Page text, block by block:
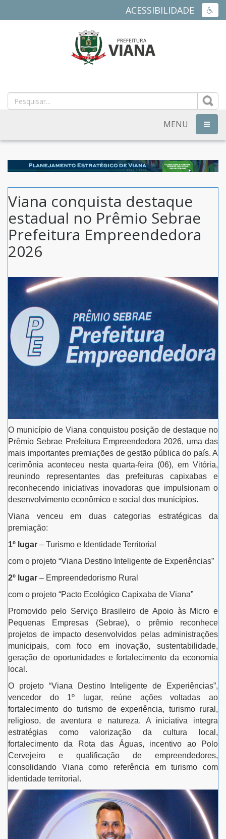
ACESSIBILIDADE
MUNICIPAL
DE
VIANA
ES
MENU
Viana conquista destaque
estadual no Prêmio Sebrae
Prefeitura Empreendedora
2026
O município de Viana conquistou posição de destaque no
Prêmio Sebrae Prefeitura Empreendedora 2026, uma das
mais importantes premiações de gestão pública do país. A
cerimônia aconteceu nesta quarta-feira (06), em Vitória,
reunindo representantes das prefeituras capixabas e
reconhecendo iniciativas inovadoras que impulsionam o
desenvolvimento econômico e social dos municípios.
Viana venceu em duas categorias estratégicas da
premiação:
1º lugar – Turismo e Identidade Territorial
com o projeto “Viana Destino Inteligente de Experiências”
2º lugar – Empreendedorismo Rural
com o projeto “Pacto Ecológico Capixaba de Viana”
Promovido pelo Serviço Brasileiro de Apoio às Micro e
Pequenas Empresas (Sebrae), o prêmio reconhece
projetos de impacto desenvolvidos pelas administrações
municipais, com foco em inovação, sustentabilidade,
geração de oportunidades e fortalecimento da economia
local.
O projeto “Viana Destino Inteligente de Experiências”,
vencedor do 1º lugar, reúne ações voltadas ao
fortalecimento do turismo de experiência, turismo rural,
religioso, de aventura e natureza. A iniciativa integra
estratégias como valorização da cultura local,
fortalecimento da Rota das Águas, incentivo ao Polo
Cervejeiro e qualificação de empreendedores,
consolidando Viana como referência em turismo com
identidade territorial.